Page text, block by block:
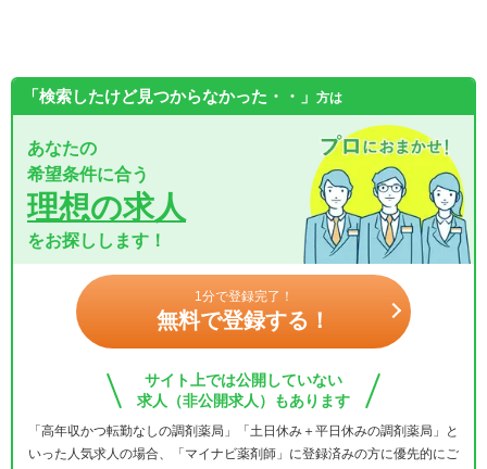
「検索したけど見つからなかった・・」 方は
あなたの
希望条件に合う
理想の求人
をお探しします！
1分で登録完了！
無料で登録する！
サイト上では公開していない
求人（非公開求人）もあります
「高年収かつ転勤なしの調剤薬局」「土日休み＋平日休みの調剤薬局」と
いった人気求人の場合、「マイナビ薬剤師」に登録済みの方に優先的にご